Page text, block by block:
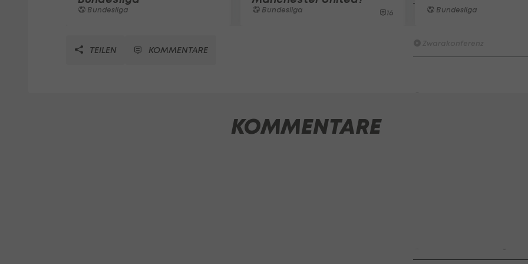
Wacker furios: Was ist in
Bundesliga Bundesliga 16 Bundesliga
TEILEN KOMMENTARE
KOMMENTARE